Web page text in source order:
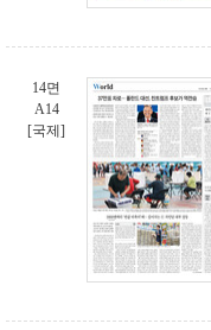
14면
A14
[국제]